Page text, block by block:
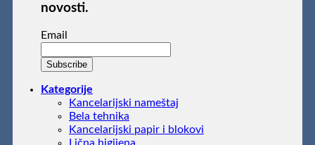
novosti.
Email
Kategorije
Kancelarijski nameštaj
Bela tehnika
Kancelarijski papir i blokovi